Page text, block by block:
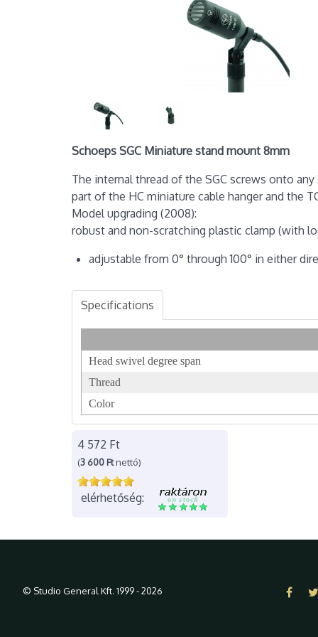
Schoeps SGC Miniature stand mount 8mm
The internal thread of the SGC screws onto
part of the HC miniature cable hanger and the
Model upgrading (2008):
robust and non-scratching plastic clamp (with
adjustable from 0° through 100° in either
Specifications
Head swivel degree span
Thread
Color
4 572 Ft
(3 600 Ftnettó)
elérhetőség:
© Studio General Kft. 1999 - 2026